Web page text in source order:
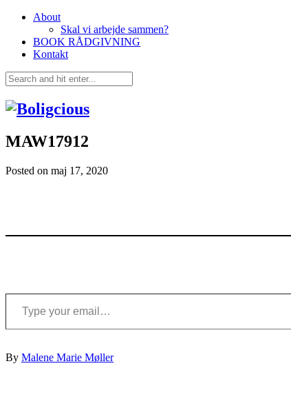
About
Skal vi arbejde sammen?
BOOK RÅDGIVNING
Kontakt
MAW17912
Posted on maj 17, 2020
Type your email…
By Malene Marie Møller